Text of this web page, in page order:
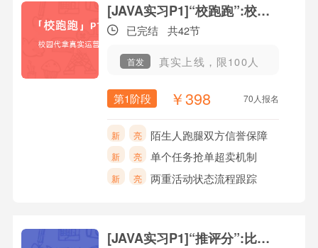
[JAVA实习P1]“校跑跑”:校园快递外卖平台
已完结 共42节
首发 真实上线，限100人
第1阶段 ￥398 70人报名
新 亮 陌生人跑腿双方信誉保障
新 亮 单个任务抢单超卖机制
新 亮 两重活动状态流程跟踪
[JAVA实习P1]“推评分”:比豆瓣还适合年青人